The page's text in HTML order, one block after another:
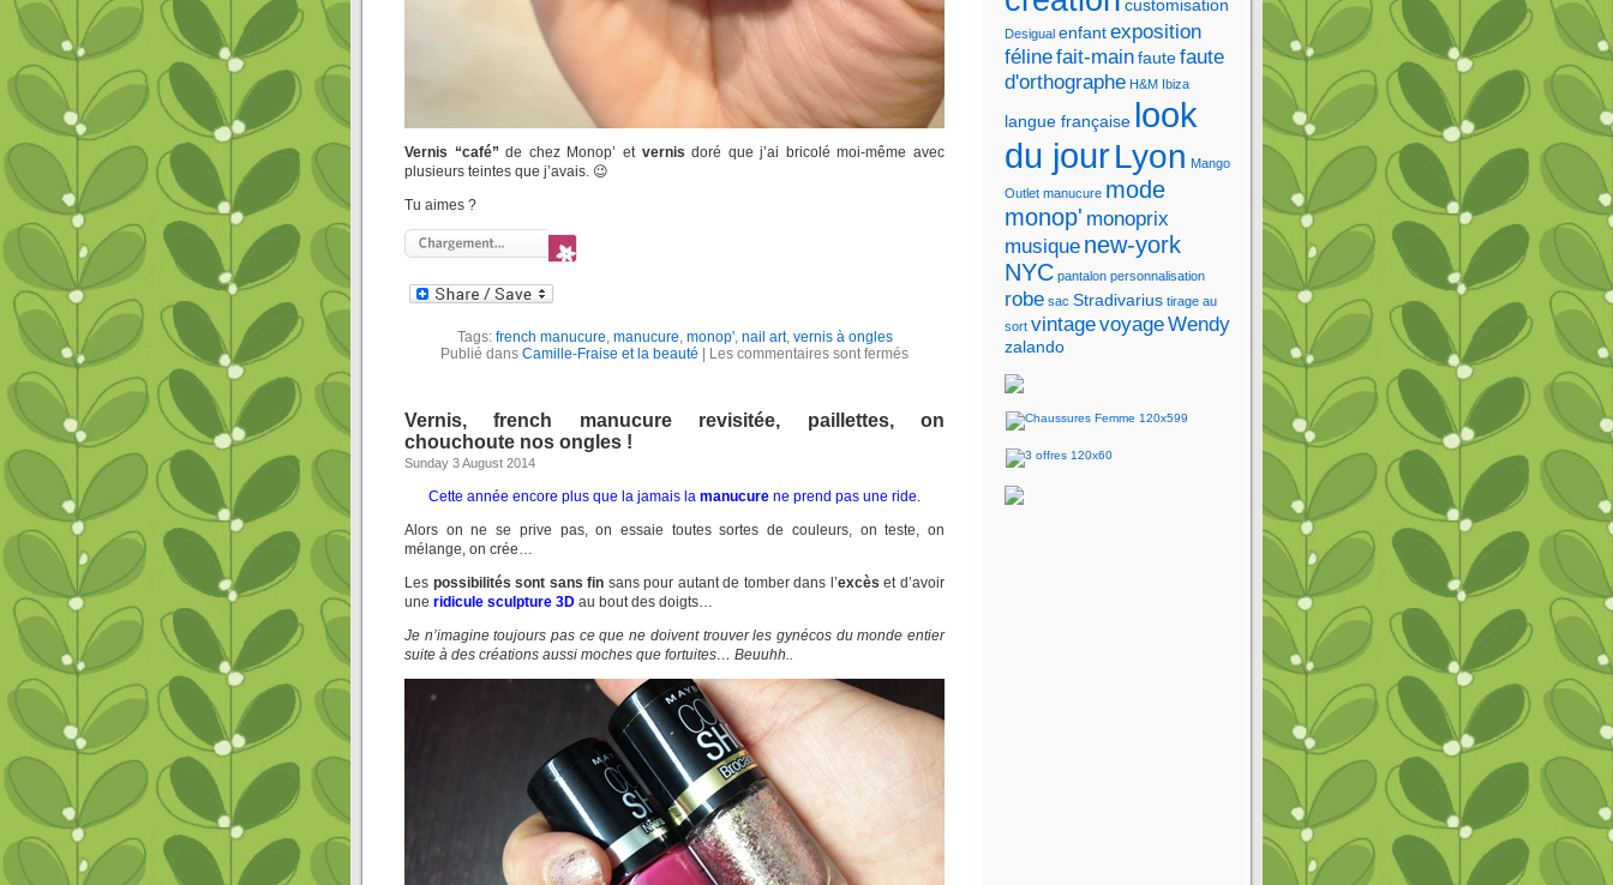
Vernis “café” de chez Monop’ et vernis doré que j’ai bricolé moi-même avec
plusieurs teintes que j’avais. 😉
Tu aimes ?
Tags: french manucure, manucure, monop', nail art, vernis à ongles
Publié dans Camille-Fraise et la beauté Les commentaires sont fermés
Vernis, french manucure revisitée, paillettes, on
chouchoute nos ongles !
Sunday 3 August 2014
Cette année encore plus que la jamais la manucure ne prend pas une ride.
Alors on ne se prive pas, on essaie toutes sortes de couleurs, on teste, on
mélange, on crée…
Les possibilités sont sans fin sans pour autant de tomber dans l’excès et d’avoir
une ridicule sculpture 3D au bout des doigts…
Je n’imagine toujours pas ce que ne doivent trouver les gynécos du monde entier
suite à des créations aussi moches que fortuites… Beuuhh..
customisation
Desigual enfantexposition
félinefait-mainfautefaute
d'orthographe H&M Ibiza
langue française look
du jourLyon Mango
Outlet manucure mode
monop' monoprix
musique new-york
NYC pantalon personnalisation
robe sac Stradivarius tirage au
sort vintagevoyageWendy
zalando